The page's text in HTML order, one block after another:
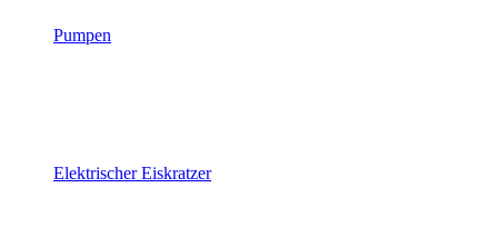
Pumpen
Elektrischer Eiskratzer